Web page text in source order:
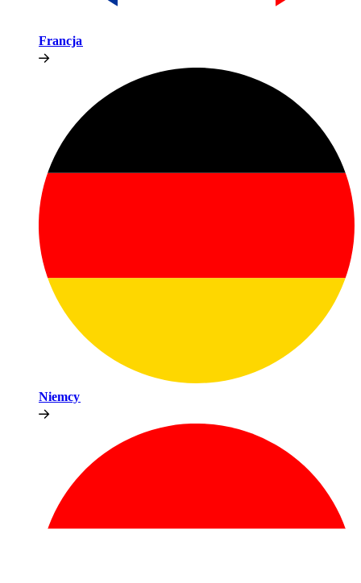
Francja​​
Niemcy​​